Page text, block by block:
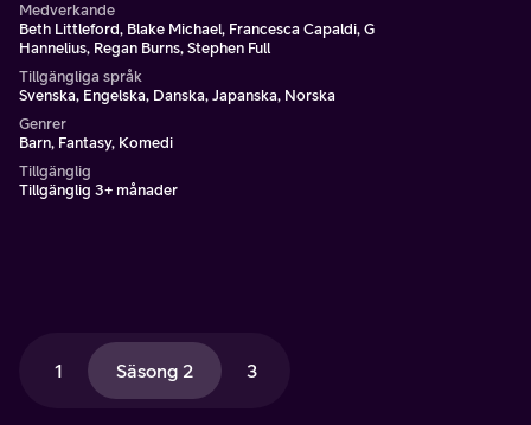
Medverkande
Beth Littleford, Blake Michael, Francesca Capaldi, G
Hannelius, Regan Burns, Stephen Full
Tillgängliga språk
Svenska, Engelska, Danska, Japanska, Norska
Genrer
Barn, Fantasy, Komedi
Tillgänglig
Tillgänglig 3+ månader
1 Säsong 2 3